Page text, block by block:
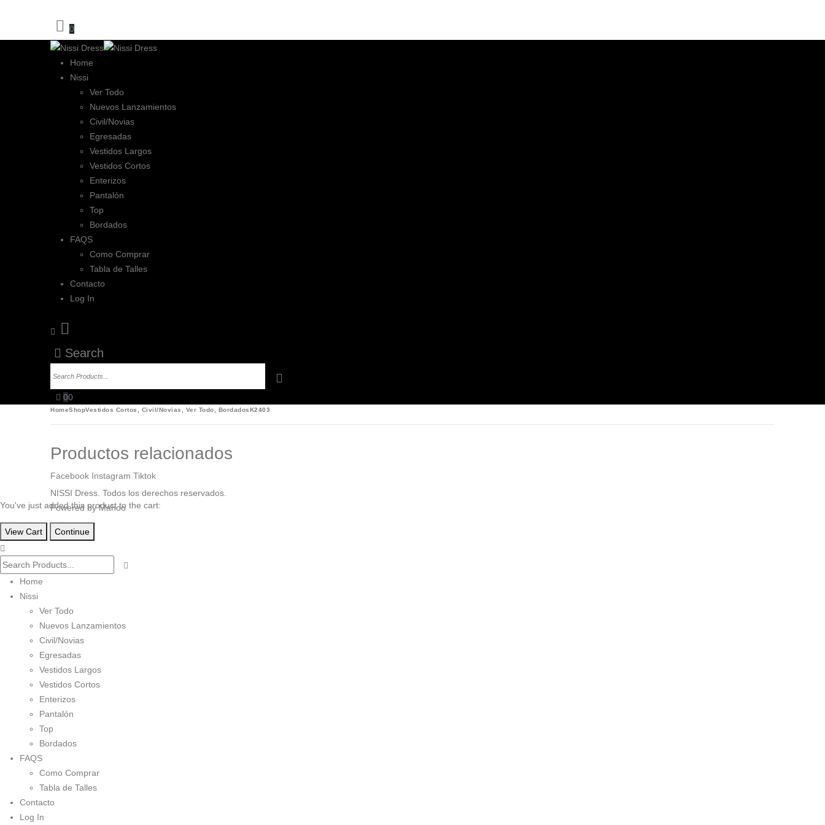
0
Home
Nissi
Ver Todo
Nuevos Lanzamientos
Civil/Novias
Egresadas
Vestidos Largos
Vestidos Cortos
Enterizos
Pantalón
Top
Bordados
FAQS
Como Comprar
Tabla de Talles
Contacto
Log In
Search
00
HomeShopVestidos Cortos Civil/Novias Ver Todo BordadosK2403
Productos relacionados
Facebook Instagram Tiktok
You've just added this product to the cart:
View Cart Continue
Home
Nissi
Ver Todo
Nuevos Lanzamientos
Civil/Novias
Egresadas
Vestidos Largos
Vestidos Cortos
Enterizos
Pantalón
Top
Bordados
FAQS
Como Comprar
Tabla de Talles
Contacto
Log In